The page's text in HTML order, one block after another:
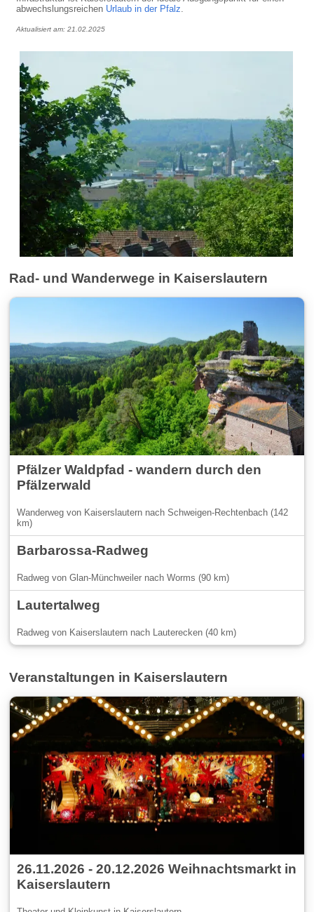
abwechslungsreichen Urlaub in der Pfalz.
Aktualisiert am: 21.02.2025
Rad- und Wanderwege in Kaiserslautern
Pfälzer Waldpfad - wandern durch den
Pfälzerwald
Wanderweg von Kaiserslautern nach Schweigen-Rechtenbach (142
km)
Barbarossa-Radweg
Radweg von Glan-Münchweiler nach Worms (90 km)
Lautertalweg
Radweg von Kaiserslautern nach Lauterecken (40 km)
Veranstaltungen in Kaiserslautern
26.11.2026 - 20.12.2026 Weihnachtsmarkt in
Kaiserslautern